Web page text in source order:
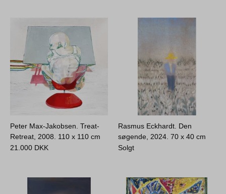
Peter Max-Jakobsen. Treat-
Retreat, 2008. 110 x 110 cm
21.000 DKK
Rasmus Eckhardt. Den
søgende, 2024.70 x 40 cm
Solgt